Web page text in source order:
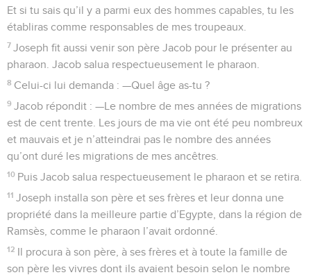
Et si tu sais qu’il y a parmi eux des hommes capables, tu les
établiras comme responsables de mes troupeaux.
7 Joseph fit aussi venir son père Jacob pour le présenter au
pharaon. Jacob salua respectueusement le pharaon.
8 Celui-ci lui demanda : —Quel âge as-tu ?
9 Jacob répondit : —Le nombre de mes années de migrations
est de cent trente. Les jours de ma vie ont été peu nombreux
et mauvais et je n’atteindrai pas le nombre des années
qu’ont duré les migrations de mes ancêtres.
10 Puis Jacob salua respectueusement le pharaon et se retira.
11 Joseph installa son père et ses frères et leur donna une
propriété dans la meilleure partie d’Egypte, dans la région de
Ramsès, comme le pharaon l’avait ordonné.
12 Il procura à son père, à ses frères et à toute la famille de
son père les vivres dont ils avaient besoin selon le nombre